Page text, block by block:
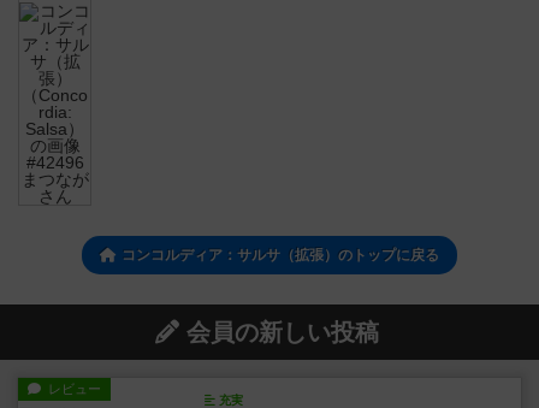
コンコルディア：サルサ（拡張）のトップに戻る
会員の新しい投稿
レビュー
充実